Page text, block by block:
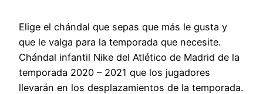
Elige el chándal que sepas que más le gusta y
que le valga para la temporada que necesite.
Chándal infantil Nike del Atlético de Madrid de la
temporada 2020 – 2021 que los jugadores
llevarán en los desplazamientos de la temporada.